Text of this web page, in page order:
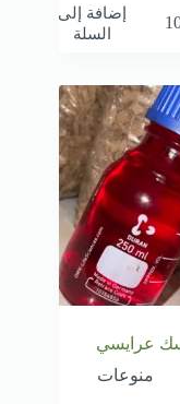
إضافة إلى
السلة
عرايسي
منوعات